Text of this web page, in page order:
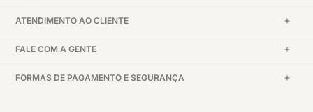
ATENDIMENTO AO CLIENTE
FALE COM A GENTE
FORMAS DE PAGAMENTO E SEGURANÇA